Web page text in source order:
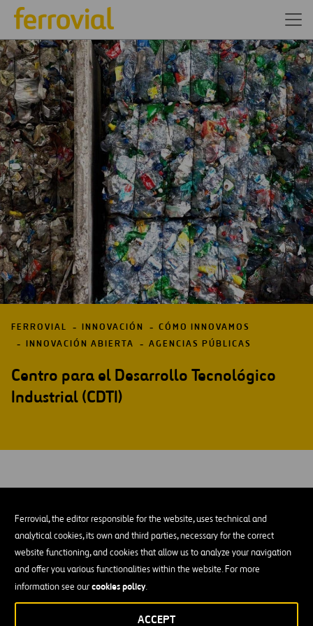
Ferrovial, the editor responsible for the website, uses technical and
analytical cookies, its own and third parties, necessary for the correct
website functioning, and cookies that allow us to analyze your navigation
and offer you various functionalities within the website. For more
information see ourcookies policy.
ACCEPT
FERROVIAL INNOVACIÓN
CÓMO INNOVAMOS
INNOVACIÓN ABIERTA
AGENCIAS PÚBLICAS
Centro para el Desarrollo Tecnológico
Industrial (CDTI)
para el Desarrollo Tecnológico Industrial (CDTI),
entidad pública empresarial, dependiente del
Ministerio de Economía, Industria y Competitividad de
España.
El Centro para el Desarrollo Tecnológico Industrial (CDTI) promueve
la innovación y el desarrollo tecnológico de las empresas